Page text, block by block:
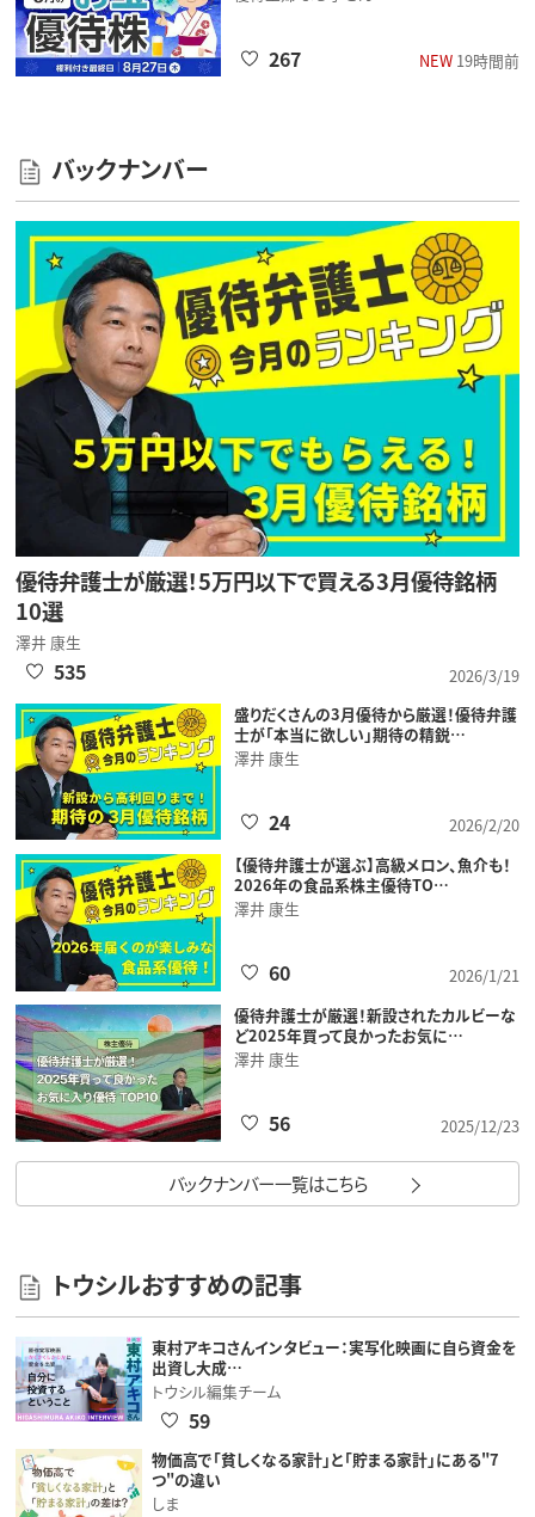
NEW19時間前
267
バックナンバー
優待弁護士が厳選！5万円以下で買える3月優待銘柄
10選
澤井 康生
2026/3/19
535
盛りだくさんの3月優待から厳選！優待弁護
士が「本当に欲しい」期待の精鋭…
澤井 康生
2026/2/20
24
【優待弁護士が選ぶ】高級メロン、魚介も！
2026年の食品系株主優待TO…
澤井 康生
2026/1/21
60
優待弁護士が厳選！新設されたカルビーな
ど2025年買って良かったお気に…
澤井 康生
2025/12/23
56
バックナンバー一覧はこちら
トウシルおすすめの記事
東村アキコさんインタビュー：実写化映画に自ら資金を
出資し大成…
トウシル編集チーム
59
物価高で「貧しくなる家計」と「貯まる家計」にある"7
つ"の違い
しま